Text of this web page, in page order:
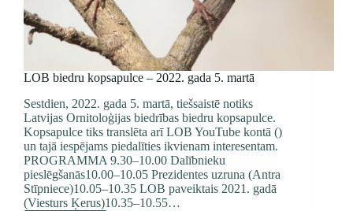
LOB biedru kopsapulce – 2022. gada 5. martā
Sestdien, 2022. gada 5. martā, tiešsaistē notiks
Latvijas Ornitoloģijas biedrības biedru kopsapulce.
Kopsapulce tiks translēta arī LOB YouTube kontā ()
un tajā iespējams piedalīties ikvienam interesentam.
PROGRAMMA 9.30–10.00 Dalībnieku
pieslēgšanās10.00–10.05 Prezidentes uzruna (Antra
Stīpniece)10.05–10.35 LOB paveiktais 2021. gadā
(Viesturs Ķerus)10.35–10.55…